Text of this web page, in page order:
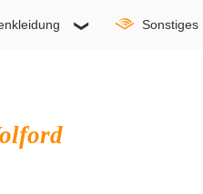
Sonstiges